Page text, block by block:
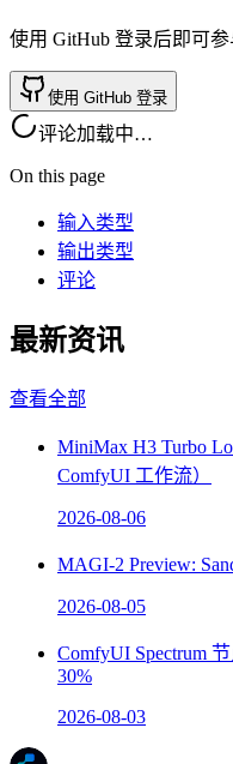
使用 GitHub 登录后即可参
使用 GitHub 登录
评论加载中…
On this page
输入类型
输出类型
评论
最新资讯
查看全部
MiniMax H3 Turbo
ComfyUI 工作流）
2026-08-06
MAGI-2 Preview:
2026-08-05
ComfyUI Spectrum
30%
2026-08-03